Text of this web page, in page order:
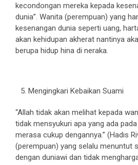
kecondongan mereka kepada
dunia”. Wanita (perempuan) yang
kesenangan dunia seperti uang,
akan kehidupan akherat nantinya
berupa hidup hina di neraka.
Mengingkari Kebaikan Suami
“Allah tidak akan melihat kepada
tidak mensyukuri apa yang ada
merasa cukup dengannya.” (Hadis
(perempuan) yang selalu menuntut
dengan duniawi dan tidak